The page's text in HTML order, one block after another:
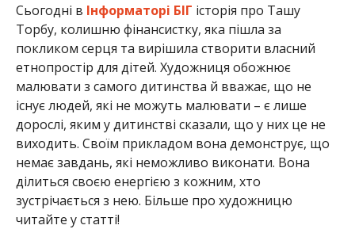
Сьогодні в Інформаторі БІГ історія про Ташу
Торбу, колишню фінансистку, яка пішла за
покликом серця та вирішила створити власний
етнопростір для дітей. Художниця обожнює
малювати з самого дитинства й вважає, що не
існує людей, які не можуть малювати – є лише
дорослі, яким у дитинстві сказали, що у них це не
виходить. Своїм прикладом вона демонструє, що
немає завдань, які неможливо виконати. Вона
ділиться своєю енергією з кожним, хто
зустрічається з нею. Більше про художницю
читайте у статті!